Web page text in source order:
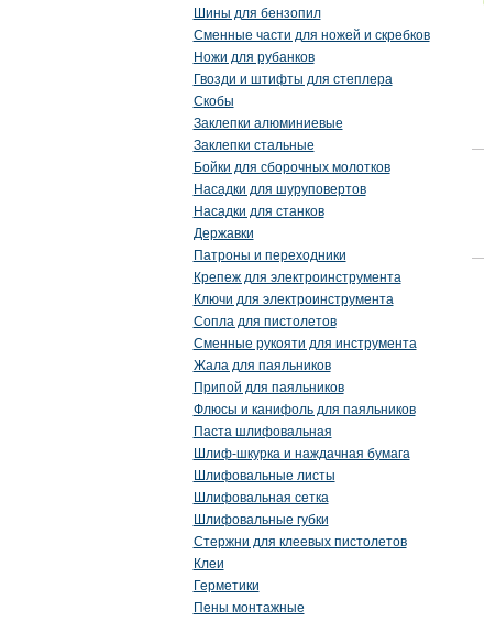
Шины для бензопил
Сменные части для ножей и скребков
Ножи для рубанков
Гвозди и штифты для степлера
Скобы
Заклепки алюминиевые
Заклепки стальные
Бойки для сборочных молотков
Насадки для шуруповертов
Насадки для станков
Державки
Патроны и переходники
Крепеж для электроинструмента
Ключи для электроинструмента
Сопла для пистолетов
Сменные рукояти для инструмента
Жала для паяльников
Припой для паяльников
Флюсы и канифоль для паяльников
Паста шлифовальная
Шлиф-шкурка и наждачная бумага
Шлифовальные листы
Шлифовальная сетка
Шлифовальные губки
Стержни для клеевых пистолетов
Клеи
Герметики
Пены монтажные